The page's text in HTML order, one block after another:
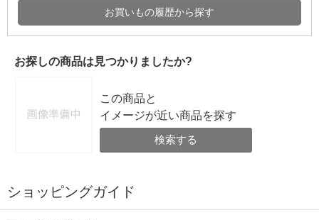
お買いもの履歴から探す
お探しの商品は見つかりましたか?
この商品と
イメージが近い商品を探す
検索する
ショッピングガイド